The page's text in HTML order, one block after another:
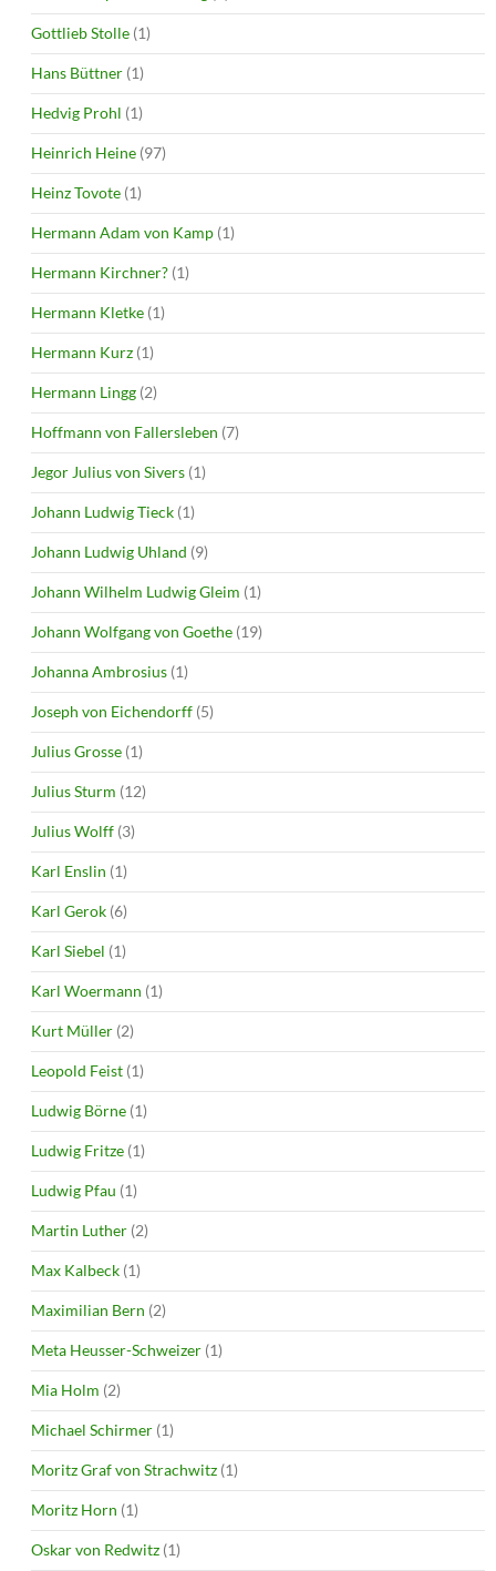
Gottlieb Stolle (1)
Hans Büttner (1)
Hedvig Prohl (1)
Heinrich Heine (97)
Heinz Tovote (1)
Hermann Adam von Kamp (1)
Hermann Kirchner? (1)
Hermann Kletke (1)
Hermann Kurz (1)
Hermann Lingg (2)
Hoffmann von Fallersleben (7)
Jegor Julius von Sivers (1)
Johann Ludwig Tieck (1)
Johann Ludwig Uhland (9)
Johann Wilhelm Ludwig Gleim (1)
Johann Wolfgang von Goethe (19)
Johanna Ambrosius (1)
Joseph von Eichendorff (5)
Julius Grosse (1)
Julius Sturm (12)
Julius Wolff (3)
Karl Enslin (1)
Karl Gerok (6)
Karl Siebel (1)
Karl Woermann (1)
Kurt Müller (2)
Leopold Feist (1)
Ludwig Börne (1)
Ludwig Fritze (1)
Ludwig Pfau (1)
Martin Luther (2)
Max Kalbeck (1)
Maximilian Bern (2)
Meta Heusser-Schweizer (1)
Mia Holm (2)
Michael Schirmer (1)
Moritz Graf von Strachwitz (1)
Moritz Horn (1)
Oskar von Redwitz (1)